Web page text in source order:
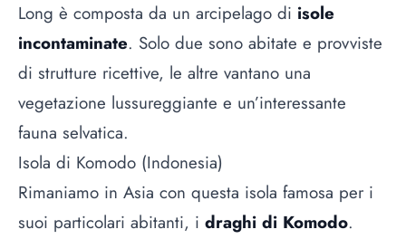
Long è composta da un arcipelago di isole
incontaminate. Solo due sono abitate e provviste
di strutture ricettive, le altre vantano una
vegetazione lussureggiante e un’interessante
fauna selvatica.
Isola di Komodo (Indonesia)
Rimaniamo in Asia con questa isola famosa per i
suoi particolari abitanti, i draghi di Komodo.